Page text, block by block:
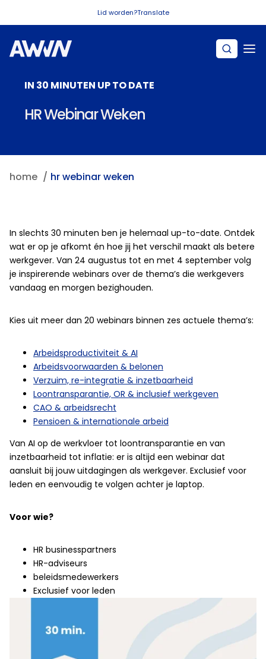
Lid worden?Translate
IN 30 MINUTEN UP TO DATE
HR Webinar Weken
home hr webinar weken
In slechts 30 minuten ben je helemaal up-to-date. Ontdek
wat er op je afkomt én hoe jij het verschil maakt als betere
werkgever. Van 24 augustus tot en met 4 september volg
je inspirerende webinars over de thema’s die werkgevers
vandaag en morgen bezighouden.
Kies uit meer dan 20 webinars binnen zes actuele thema’s:
Arbeidsproductiviteit & AI
Arbeidsvoorwaarden & belonen
Verzuim, re-integratie & inzetbaarheid
Loontransparantie, OR & inclusief werkgeven
CAO & arbeidsrecht
Pensioen & internationale arbeid
Van AI op de werkvloer tot loontransparantie en van
inzetbaarheid tot inflatie: er is altijd een webinar dat
aansluit bij jouw uitdagingen als werkgever. Exclusief voor
leden en eenvoudig te volgen achter je laptop.
Voor wie?
HR businesspartners
HR-adviseurs
beleidsmedewerkers
Exclusief voor leden